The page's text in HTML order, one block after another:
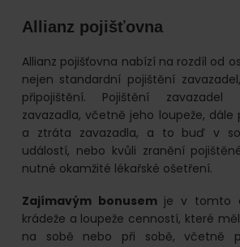
Allianz pojišťovna
Allianz pojišťovna nabízí na rozdíl od
nejen standardní pojištění
připojištění. Pojištění zavazadel
zavazadla, včetně jeho loupeže, dále
a ztráta zavazadla, a to buď v
událostí, nebo kvůli zranění
nutné okamžité lékařské ošetření.
Zajímavým bonusemje v tomto
krádeže a loupeže cenností, které
na sobě nebo při sobě, včetně